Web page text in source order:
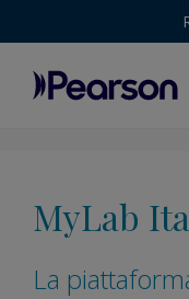
MyLab
La